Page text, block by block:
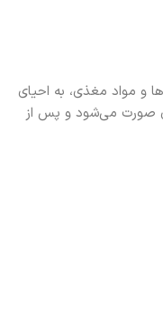
و مواد مغذی، به احیای
صورت می‌شود و پس از